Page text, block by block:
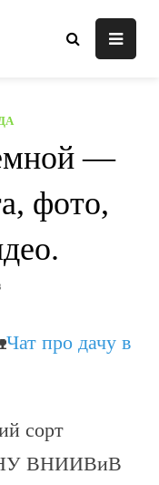
—
фото,
Чат про дачу в
сорт
ВНИИВиВ